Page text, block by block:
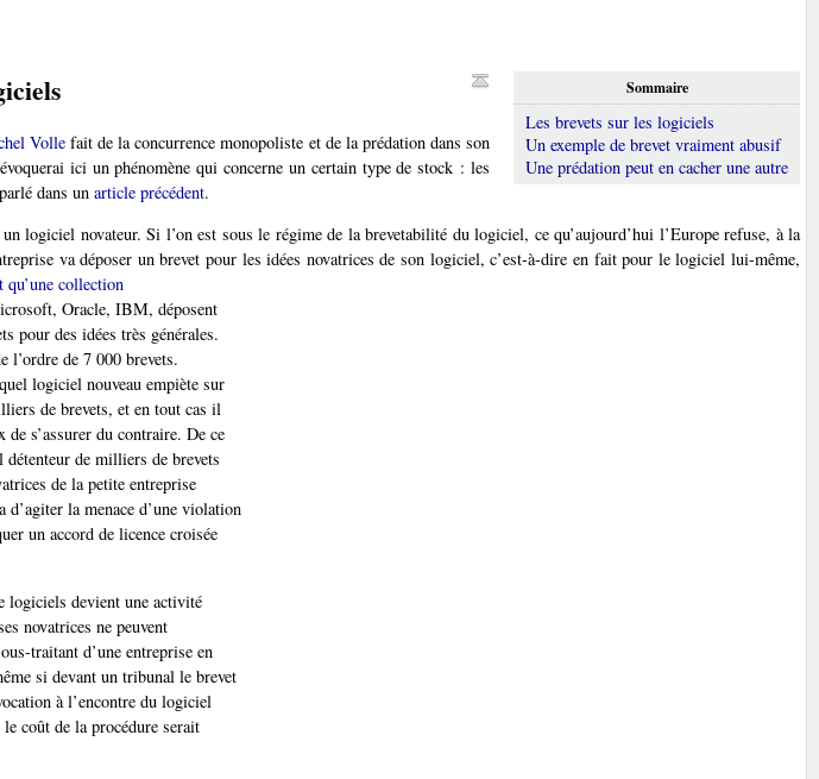
Sommaire
Les brevets sur les logiciels
Un exemple de brevet vraiment abusif
Une prédation peut en cacher une autre
Volle fait de la concurrence monopoliste et de la prédation dans son
ici un phénomène qui concerne un certain type de stock : les
dans un article précédent.
logiciel novateur. Si l’on est sous le régime de la brevetabilité du logiciel, ce qu’aujourd’hui l’Europe refuse, à la
va déposer un brevet pour les idées novatrices de son logiciel, c’est-à-dire en fait pour le logiciel lui-même,
qu’une collection
Oracle, IBM, déposent
pour des idées très générales.
de 7 000 brevets.
logiciel nouveau empiète sur
de brevets, et en tout cas il
s’assurer du contraire. De ce
de milliers de brevets
de la petite entreprise
la menace d’une violation
un accord de licence croisée
logiciels devient une activité
novatrices ne peuvent
traitant d’une entreprise en
si devant un tribunal le brevet
à l’encontre du logiciel
coût de la procédure serait